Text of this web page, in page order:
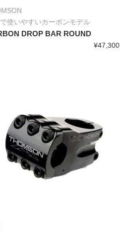
使いやすいカーボンモデル
DROP BAR ROUND
¥47,300